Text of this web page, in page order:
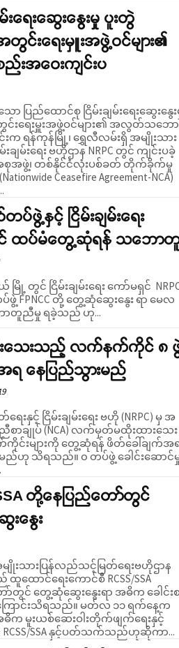
းရေးဆွေးနွေးမှု ပူးတွဲ
င်းရေးမှူးအဖွဲ့ဝင်များ၏
အဝေးကျင်းပ
ာ ပြည်ထောင်စု ငြိမ်းချမ်းရေးဆွေးနွေ
င်းရေးမှူးအဖွဲ့ဝင်များ၏ အလွတ်သဘော
က ရန်ကုန်မြို့၊ ရွှေလီလမ်းရှိ အမျိုးသား
ျမ်းရေး ဗဟိုဌာန NRPC တွင် ကျင်းပခဲ့
Ceasefire Agreement-NCA)
ဖွဲ့နှင့် ငြိမ်းချမ်းရေး
ထပ်မံတွေ့ဆုံရန် သဘော
ြို့ တွင် ငြိမ်းချမ်းရေး ကော်မရှင်
ဖွဲ့ FPNCC တို့ တွေ့ဆုံဆွေးနွေး ရာ မေလ
ာတူညီမှု ရခဲ့သည် ဟု...
သေးသည့် လက်နက်ကိုင် ၈
ရ နေပြည်သွားမည်
းနှင့် ငြိမ်းချမ်းရေး ဗဟို (NRPC) မှ အ
ာချုပ် (NCA) လက်မှတ်မထိုးထားသေး
းများကို တွေ့ဆုံရန် ဖိတ်ခေါ်ချက်အ
၀ တပ်ဖွဲ့ ခေါင်းဆောင်မှု
SSA တို့နေပြည်တော်တွင်
းနွေး
မျိုးသားပြန်လည်သင့်မြတ်ရေးဗဟိုဌာန
ထူထောင်ရေးကောင်စီ RCSS/SSA
င် တွေ့ဆုံဆွေးနွေးရာ အဓိက ခေါင်း
သည်။ မတ်လ ၁၁ ရက်နေ့က
မူးယစ်ဆေးဝါးတိုက်ဖျက်ရေးနှင့်
SSA နှင့်ပတ်သက်သည်ဟုဆိုကာ...